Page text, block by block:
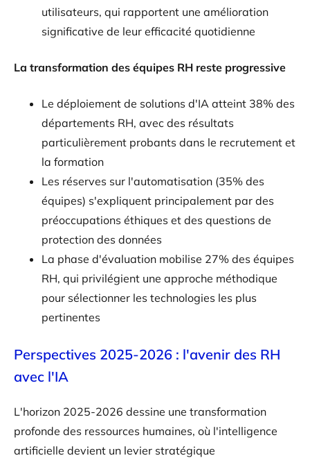
utilisateurs, qui rapportent une amélioration
significative de leur efficacité quotidienne
La transformation des équipes RH reste progressive
Le déploiement de solutions d'IA atteint 38% des
départements RH, avec des résultats
particulièrement probants dans le recrutement et
la formation
Les réserves sur l'automatisation (35% des
équipes) s'expliquent principalement par des
préoccupations éthiques et des questions de
protection des données
La phase d'évaluation mobilise 27% des équipes
RH, qui privilégient une approche méthodique
pour sélectionner les technologies les plus
pertinentes
Perspectives 2025-2026 : l'avenir des RH
avec l'IA
L'horizon 2025-2026 dessine une transformation
profonde des ressources humaines, où l'intelligence
artificielle devient un levier stratégique